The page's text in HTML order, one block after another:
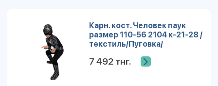
Карн. кост. Человек паук
размер 110-56 2104 к-21-28 /
текстиль/Пуговка/
7 492 тнг.